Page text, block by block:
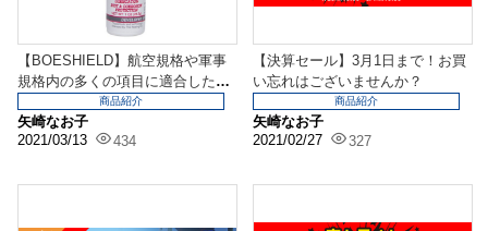
【BOESHIELD】航空規格や軍事
規格内の多くの項目に適合したオ
矢崎なお子
2021/03/13
434
商品紹介
【決算セール】3月1日まで！お買
い忘れはございませんか？
矢崎なお子
2021/02/27
327
商品紹介